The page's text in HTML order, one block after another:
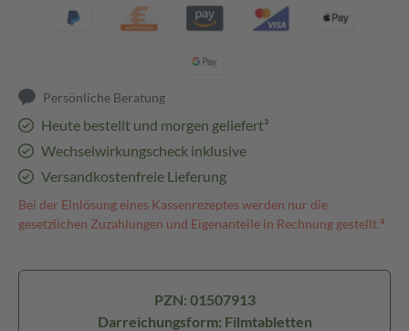
Persönliche Beratung
Heute bestellt und morgen geliefert³
Wechselwirkungscheck inklusive
Versandkostenfreie Lieferung
Bei der Einlösung eines Kassenrezeptes werden nur die
gesetzlichen Zuzahlungen und Eigenanteile in Rechnung gestellt.⁴
PZN: 01507913
Darreichungsform: Filmtabletten